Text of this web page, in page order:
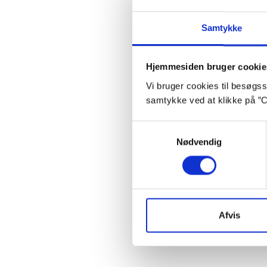
Samtykke
Hjemmesiden bruger
Vi bruger cookies til
samtykke ved at klikke på
Nødvendig
Afvis
i ting